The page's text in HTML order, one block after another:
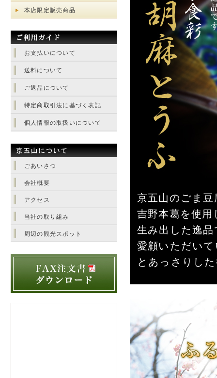
本店限定販売商品
お支払いについて
送料について
ご返品について
特定商取引法に基づく表記
個人情報の取扱いについて
ごあいさつ
会社概要
アクセス
当社の取り組み
周辺の観光スポット
京五山のごま
吉野本葛を使
生み出した逸
愛顧いただい
とあっさりし